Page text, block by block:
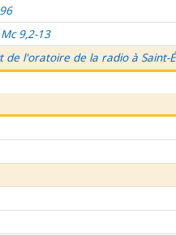
9,2-13
de l'oratoire de la radio à Saint-